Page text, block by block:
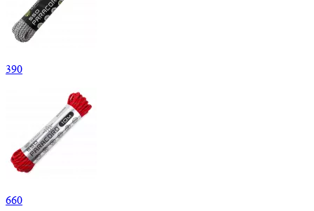
390
660